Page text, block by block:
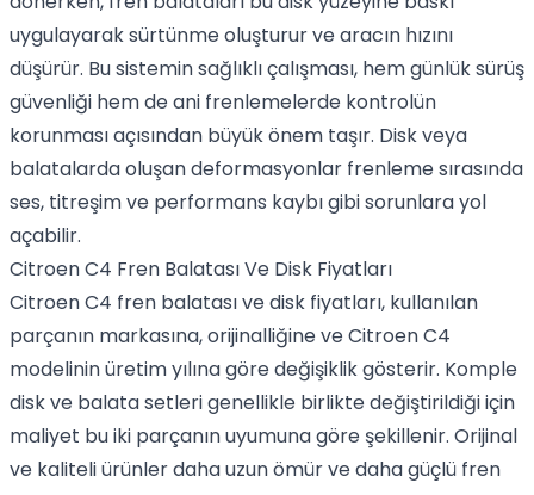
uygulayarak sürtünme oluşturur ve aracın hızını
düşürür. Bu sistemin sağlıklı çalışması, hem günlük sürüş
güvenliği hem de ani frenlemelerde kontrolün
korunması açısından büyük önem taşır. Disk veya
balatalarda oluşan deformasyonlar frenleme sırasında
ses, titreşim ve performans kaybı gibi sorunlara yol
açabilir.
Citroen C4 Fren Balatası Ve Disk Fiyatları
Citroen C4 fren balatası ve disk fiyatları, kullanılan
parçanın markasına, orijinalliğine ve Citroen C4
modelinin üretim yılına göre değişiklik gösterir. Komple
disk ve balata setleri genellikle birlikte değiştirildiği için
maliyet bu iki parçanın uyumuna göre şekillenir. Orijinal
ve kaliteli ürünler daha uzun ömür ve daha güçlü fren